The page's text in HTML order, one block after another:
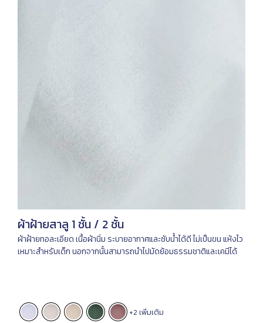
ผ้าฝ้ายสาลู 1 ชั้น / 2 ชั้น
ผ้าฝ้ายทอละเอียด เนื้อผ้านิ่ม ระบายอากาศและซับน้ำได้ดี ไม่เป็นขน แห้งไว
เหมาะสำหรับเด็ก นอกจากนั้นสามารถนำไปมัดย้อมธรรมชาติและเคมีได้
+2 เพิ่มเติม